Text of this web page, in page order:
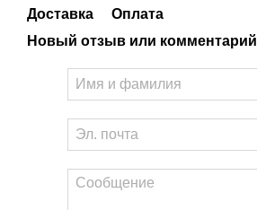
Доставка
Оплата
Новый отзыв или комментарий